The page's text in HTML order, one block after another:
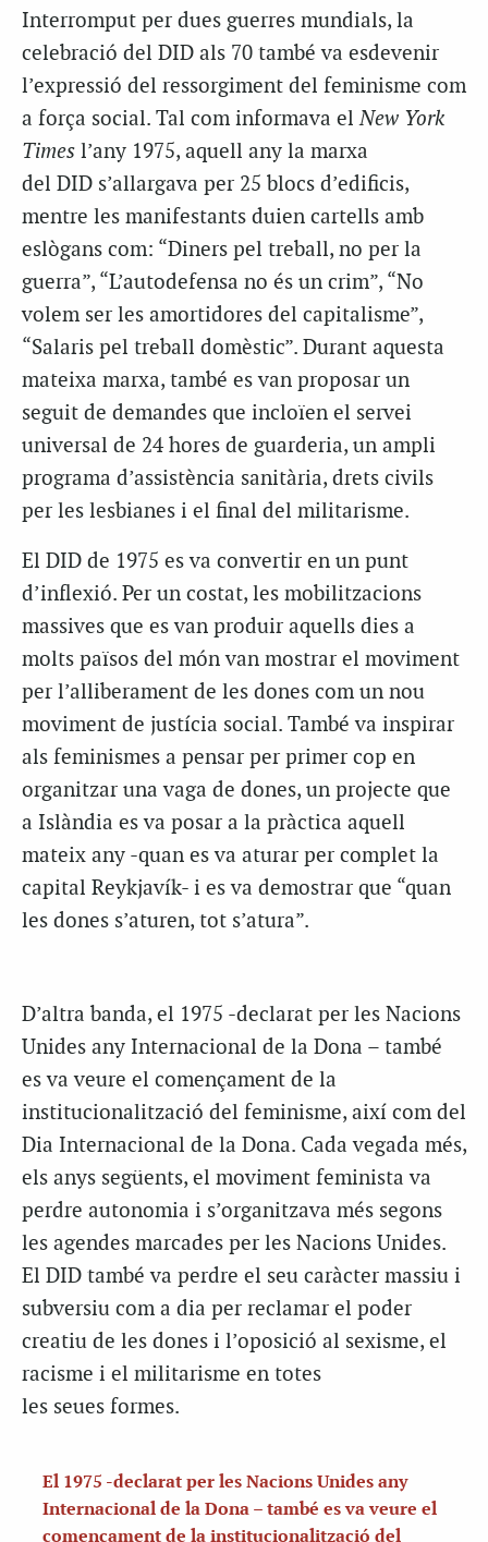
Interromput per dues guerres mundials, la
celebració del DID als 70 també va esdevenir
l’expressió del ressorgiment del feminisme com
a força social. Tal com informava elNew York
Times l’any 1975, aquell any la marxa
del DID s’allargava per 25 blocs d’edificis,
mentre les manifestants duien cartells amb
eslògans com: “Diners pel treball, no per la
guerra”, “L’autodefensa no és un crim”, “No
volem ser les amortidores del capitalisme”,
“Salaris pel treball domèstic”. Durant aquesta
mateixa marxa, també es van proposar un
seguit de demandes que incloïen el servei
universal de 24 hores de guarderia, un ampli
programa d’assistència sanitària, drets civils
per les lesbianes i el final del militarisme.
El DID de 1975 es va convertir en un punt
d’inflexió. Per un costat, les mobilitzacions
massives que es van produir aquells dies a
molts països del món van mostrar el moviment
per l’alliberament de les dones com un nou
moviment de justícia social. També va inspirar
als feminismes a pensar per primer cop en
organitzar una vaga de dones, un projecte que
a Islàndia es va posar a la pràctica aquell
mateix any -quan es va aturar per complet la
capital Reykjavík- i es va demostrar que “quan
les dones s’aturen, tot s’atura”.
D’altra banda, el 1975 -declarat per les Nacions
Unides any Internacional de la Dona – també
es va veure el començament de la
institucionalització del feminisme, així com del
Dia Internacional de la Dona. Cada vegada més,
els anys següents, el moviment feminista va
perdre autonomia i s’organitzava més segons
les agendes marcades per les Nacions Unides.
El DID també va perdre el seu caràcter massiu i
subversiu com a dia per reclamar el poder
creatiu de les dones i l’oposició al sexisme, el
racisme i el militarisme en totes
les seues formes.
El 1975 -declarat per les Nacions Unides any
Internacional de la Dona – també es va veure el
començament de la institucionalització del